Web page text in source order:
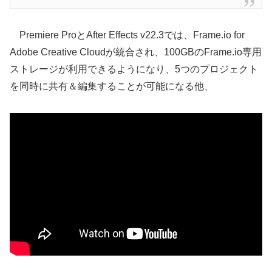
Premiere ProとAfter Effects v22.3では、Frame.io for
Adobe Creative Cloudが統合され、100GBのFrame.io専用
ストレージが利用できるようになり、5つのプロジェクト
を同時に共有＆編集することが可能になる他、